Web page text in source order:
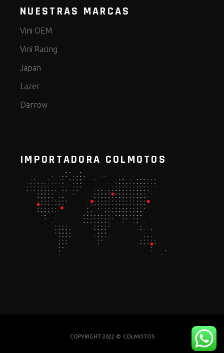
NUESTRAS MARCAS
Vini OEM
Vini Racing
Japan
Lazer
Darrow
IMPORTADORA COLMOTOS
COPYRIGHT 2022 © COLMOTOS